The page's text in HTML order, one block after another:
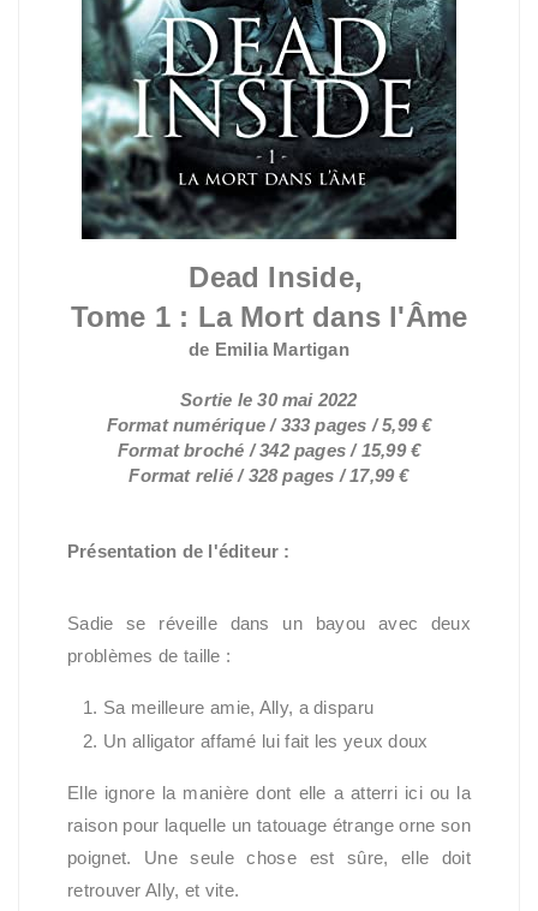
Dead Inside,
Tome 1 : La Mort dans l'Âme
de Emilia Martigan
Sortie le 30 mai 2022
Format numérique / 333 pages / 5,99 €
Format broché / 342 pages / 15,99 €
Format relié /328 pages / 17,99 €
Présentation de l'éditeur :
Sadie se réveille dans un bayou avec deux
problèmes de taille :
Sa meilleure amie, Ally, a disparu
Un alligator affamé lui fait les yeux doux
Elle ignore la manière dont elle a atterri ici ou la
raison pour laquelle un tatouage étrange orne son
poignet. Une seule chose est sûre, elle doit
retrouver Ally, et vite.